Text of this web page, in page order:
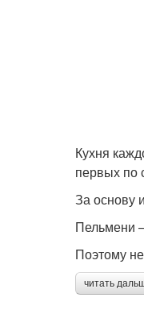
Кухня
первых по
За основу
Пельмени
Поэтому
читать